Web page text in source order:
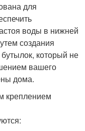
для
воды в нижней
создания
который не
вашего
дома.
креплением